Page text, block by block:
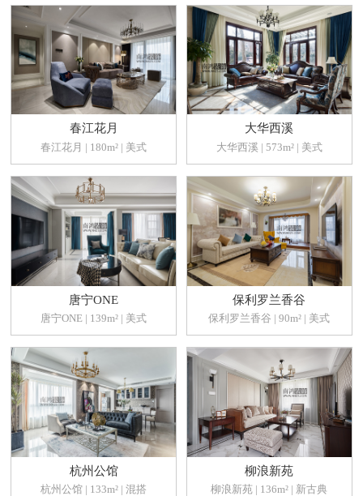
春江花月
春江花月 | 180m² | 美式
大华西溪
大华西溪 | 573m² | 美式
唐宁ONE
唐宁ONE | 139m² | 美式
保利罗兰香谷
保利罗兰香谷 | 90m² | 美式
杭州公馆
杭州公馆 | 133m² | 混搭
柳浪新苑
柳浪新苑 | 136m² | 新古典